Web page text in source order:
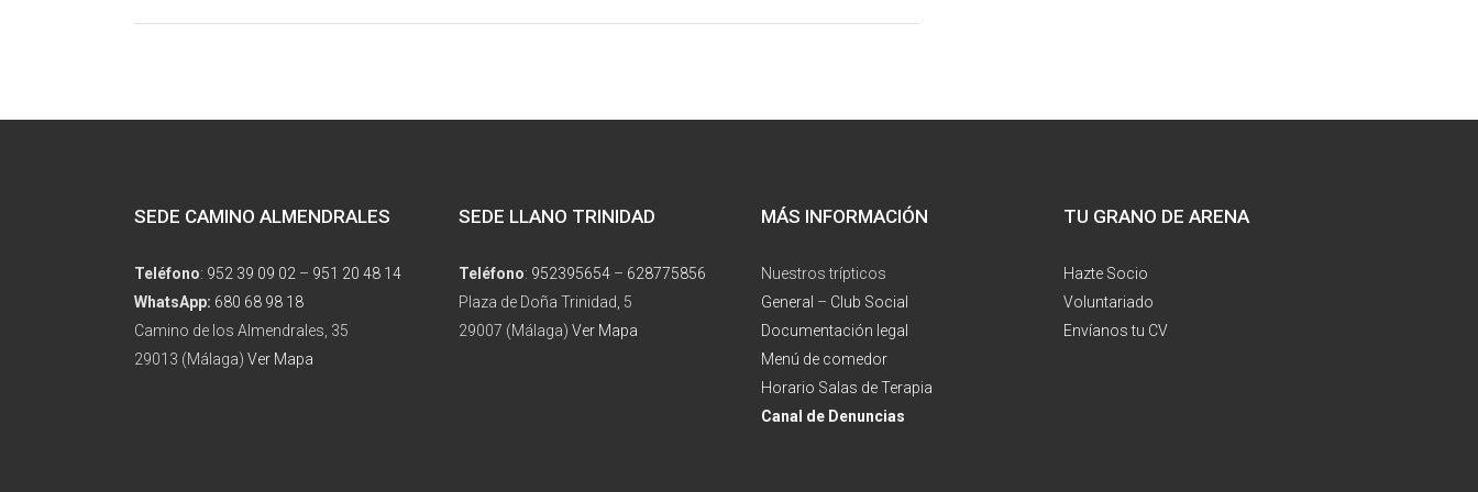
SEDE CAMINO ALMENDRALES
Teléfono: 952 39 09 02 – 951 20 48 14
WhatsApp: 680 68 98 18
Camino de los Almendrales, 35
29013 (Málaga) Ver Mapa
SEDE LLANO TRINIDAD
Teléfono: 952395654 – 628775856
Plaza de Doña Trinidad, 5
29007 (Málaga) Ver Mapa
MÁS INFORMACIÓN
Nuestros trípticos
General – Club Social
Documentación legal
Menú de comedor
Horario Salas de Terapia
Canal de Denuncias
TU GRANO DE ARENA
Hazte Socio
Voluntariado
Envíanos tu CV